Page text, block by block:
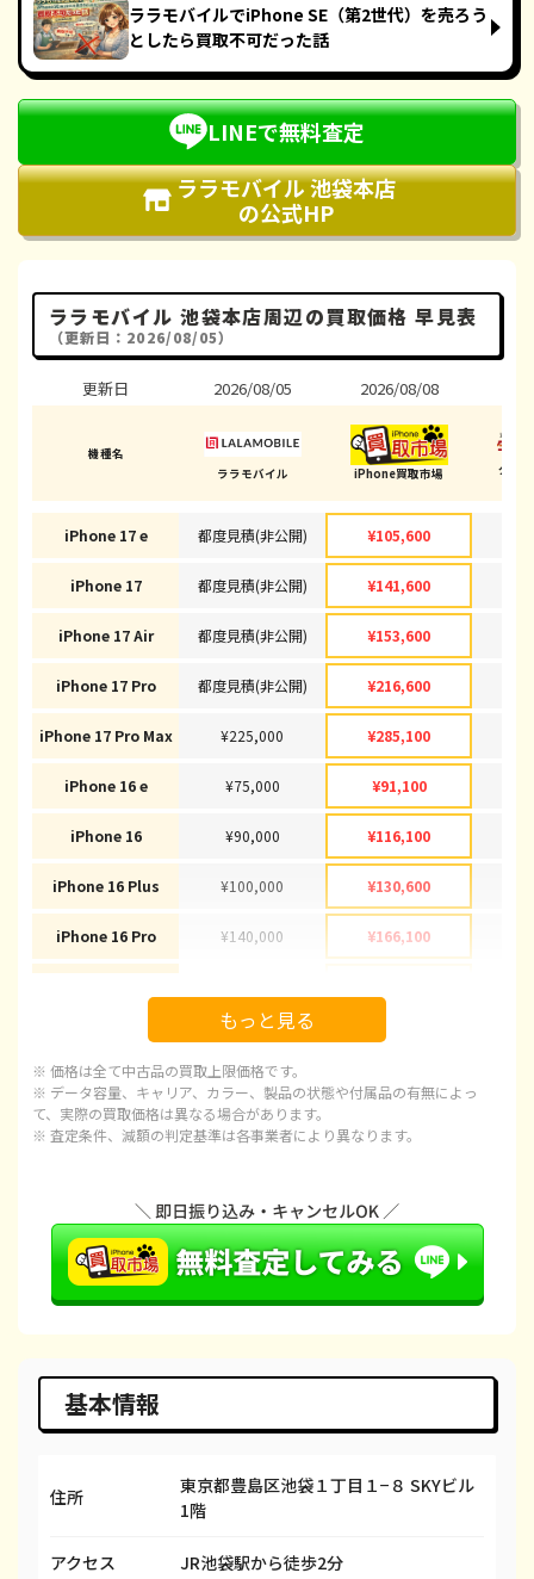
ララモバイルでiPhone SE（第2世代）を売ろう
としたら買取不可だった話
LINEで無料査定
ララモバイル 池袋本店
の公式HP
ララモバイル 池袋本店周辺の買取価格 早見表
（更新日：2026/08/05）
更新日
機種名
iPhone 17 e
iPhone 17
iPhone 17 Air
iPhone 17 Pro
iPhone 17 Pro Max
iPhone 16 e
iPhone 16
iPhone 16 Plus
iPhone 16 Pro
iPhone 15 Plus
iPhone 15 Pro
iPhone 14 Plus
iPhone 14
iPhone 14 Pro Max
iPhone SE 3
iPhone 13
2026/08/05
ララモバイル
都度見積(非公開)
都度見積(非公開)
都度見積(非公開)
都度見積(非公開)
¥225,000
¥75,000
¥90,000
¥100,000
¥140,000
¥70,000
¥75,000
¥105,000
¥60,000
¥15,000
¥45,000
2026/08/08
iPhone買取市場
¥105,600
¥141,600
¥153,600
¥216,600
¥285,100
¥91,100
¥116,100
¥130,600
¥166,100
¥92,100
¥97,100
¥120,100
¥66,600
¥29,600
¥58,100
ダイ
もっと見る
※ 価格は全て中古品の買取上限価格です。
※ データ容量、キャリア、カラー、製品の状態や付属品の有無によっ
て、実際の買取価格は異なる場合があります。
※ 査定条件、減額の判定基準は各事業者により異なります。
基本情報
住所
東京都豊島区池袋１丁目１−８ SKYビル
1階
アクセス JR池袋駅から徒歩2分